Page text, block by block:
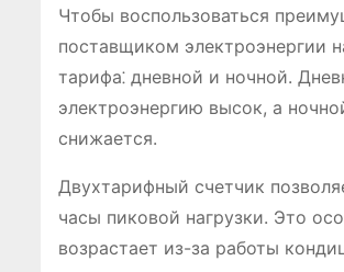
Чтобы воспользоваться
поставщиком электроэнергии
тарифа⁚ дневной и ночной.
электроэнергию высок, а
снижается.
Двухтарифный счетчик
часы пиковой нагрузки. Это
возрастает из-за работы